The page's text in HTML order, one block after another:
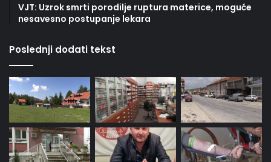
VJT: Uzrok smrti porodilje ruptura materice, moguće
nesavesno postupanje lekara
Poslednji dodati tekst